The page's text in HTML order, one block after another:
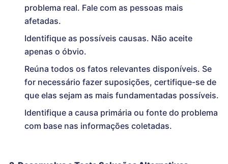
problema real. Fale com as pessoas mais
afetadas.
Identifique as possíveis causas. Não aceite
apenas o óbvio.
Reúna todos os fatos relevantes disponíveis. Se
for necessário fazer suposições, certifique-se de
que elas sejam as mais fundamentadas possíveis.
Identifique a causa primária ou fonte do problema
com base nas informações coletadas.